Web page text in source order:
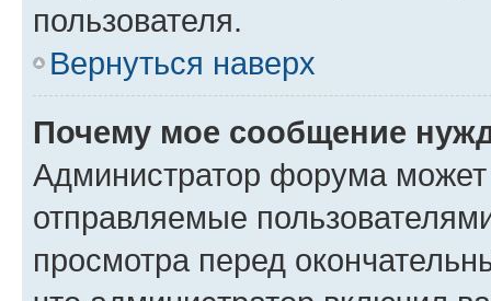
пользователя.
Вернуться наверх
Почему мое сообщение
Администратор форума
отправляемые
просмотра перед